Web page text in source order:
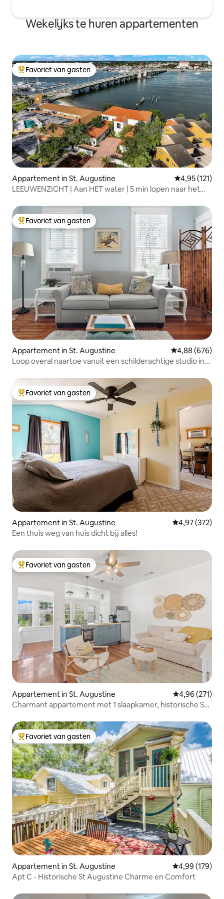
Wekelijks te huren appartementen
Topfavoriet van gasten
Favoriet van gasten
Appartement in St. Augustine Gemiddelde
4,95 (121)
LEEUWENZICHT | Aan HET water | 5 min lopen naar het
Topfavoriet van gasten
Favoriet van gasten
Appartement in St. Augustine Gemiddelde
4,88 (676)
Loop overal naartoe vanuit een schilderachtige studio in
Topfavoriet van gasten
Favoriet van gasten
Appartement in St. Augustine Gemiddelde
4,97 (372)
Een thuis weg van huis dicht bij alles!
Topfavoriet van gasten
Favoriet van gasten
Appartement in St. Augustine Gemiddelde
4,96 (271)
Charmant appartement met 1 slaapkamer, historische St
Topfavoriet van gasten
Favoriet van gasten
Appartement in St. Augustine Gemiddelde
4,99 (179)
Apt C - Historische St Augustine Charme en Comfort